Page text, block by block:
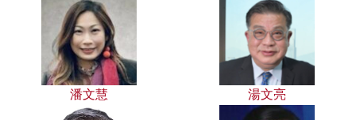
潘文慧 湯文亮